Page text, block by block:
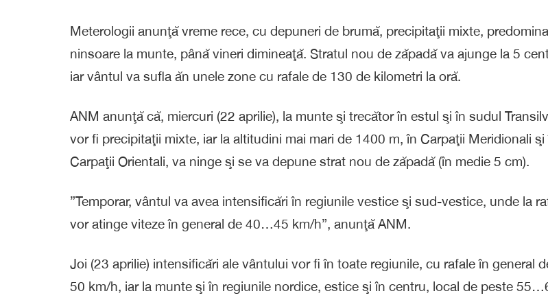
Meterologii anunţă vreme rece, cu depuneri de brumă, precipitaţii mixte,
ninsoare la munte, până vineri dimineaţă. Stratul nou de zăpadă va ajunge la 5
iar vântul va sufla ăn unele zone cu rafale de 130 de kilometri la oră.
ANM anunţă că, miercuri (22 aprilie), la munte şi trecător în estul şi în sudul
vor fi precipitaţii mixte, iar la altitudini mai mari de 1400 m, în Carpaţii Meridionali şi
Carpaţii Orientali, va ninge şi se va depune strat nou de zăpadă (în medie 5 cm).
”Temporar, vântul va avea intensificări în regiunile vestice şi sud-vestice, unde la
vor atinge viteze în general de 40…45 km/h”, anunţă ANM.
Joi (23 aprilie) intensificări ale vântului vor fi în toate regiunile, cu rafale în general
50 km/h, iar la munte şi în regiunile nordice, estice şi în centru, local de peste